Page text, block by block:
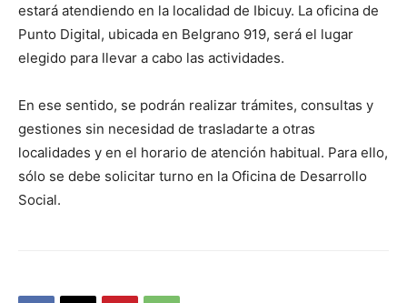
estará atendiendo en la localidad de Ibicuy. La oficina de
Punto Digital, ubicada en Belgrano 919, será el lugar
elegido para llevar a cabo las actividades.
En ese sentido, se podrán realizar trámites, consultas y
gestiones sin necesidad de trasladarte a otras
localidades y en el horario de atención habitual. Para ello,
sólo se debe solicitar turno en la Oficina de Desarrollo
Social.